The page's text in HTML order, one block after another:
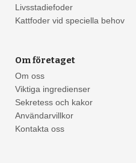
Livsstadiefoder
Kattfoder vid speciella behov
Om företaget
Om oss
Viktiga ingredienser
Sekretess och kakor
Användarvillkor
Kontakta oss